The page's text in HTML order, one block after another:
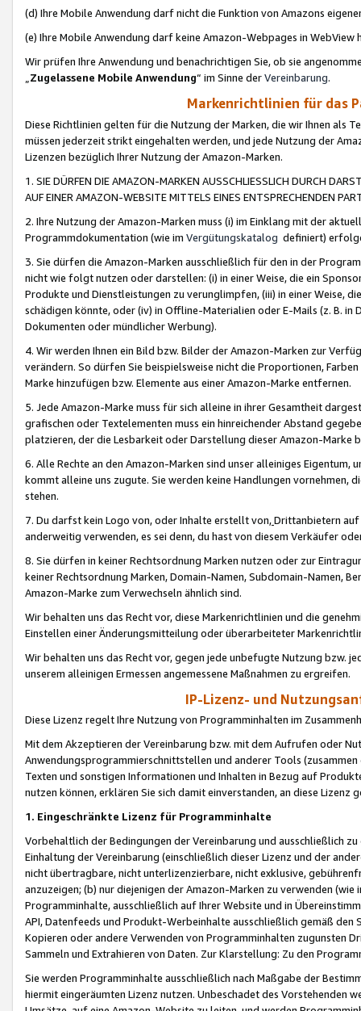
(d) Ihre Mobile Anwendung darf nicht die Funktion von Amazons
(e) Ihre Mobile Anwendung darf keine Amazon-Webpages in WebView
Wir prüfen Ihre Anwendung und benachrichtigen Sie, ob sie
„Zugelassene Mobile Anwendung“ im Sinne derVereinbarung.
Markenrichtlinien für das
Diese Richtlinien gelten für die Nutzung der Marken, die wir Ihnen als
müssen jederzeit strikt eingehalten werden, und jede Nutzung der
Lizenzen bezüglich Ihrer Nutzung der Amazon-Marken.
1. SIE DÜRFEN DIE AMAZON-MARKEN AUSSCHLIESSLICH DURCH
AUF EINER AMAZON-WEBSITE MITTELS EINES ENTSPRECHENDEN
2. Ihre Nutzung der Amazon-Marken muss (i) im Einklang mit der
Programmdokumentation (wie im Vergütungskatalog definiert)
3. Sie dürfen die Amazon-Marken ausschließlich für den in der
nicht wie folgt nutzen oder darstellen: (i) in einer Weise, die ein
Produkte und Dienstleistungen zu verunglimpfen, (iii) in einer Weise,
schädigen könnte, oder (iv) in Offline-Materialien oder E-Mails (z. B. in
Dokumenten oder mündlicher Werbung).
4. Wir werden Ihnen ein Bild bzw. Bilder der Amazon-Marken zur
verändern. So dürfen Sie beispielsweise nicht die Proportionen,
Marke hinzufügen bzw. Elemente aus einer Amazon-Marke entfernen.
5. Jede Amazon-Marke muss für sich alleine in ihrer Gesamtheit
grafischen oder Textelementen muss ein hinreichender Abstand
platzieren, der die Lesbarkeit oder Darstellung dieser Amazon-Marke
6. Alle Rechte an den Amazon-Marken sind unser alleiniges
kommt alleine uns zugute. Sie werden keine Handlungen vornehmen,
stehen.
7. Du darfst kein Logo von, oder Inhalte erstellt von,Drittanbietern auf
anderweitig verwenden, es sei denn, du hast von diesem Verkäufer
8. Sie dürfen in keiner Rechtsordnung Marken nutzen oder zur
keiner Rechtsordnung Marken, Domain-Namen, Subdomain-Namen,
Amazon-Marke zum Verwechseln ähnlich sind.
Wir behalten uns das Recht vor, diese Markenrichtlinien und die
Einstellen einer Änderungsmitteilung oder überarbeiteter
Wir behalten uns das Recht vor, gegen jede unbefugte Nutzung bzw.
unserem alleinigen Ermessen angemessene Maßnahmen zu ergreifen.
IP-Lizenz- und
Diese Lizenz regelt Ihre Nutzung von Programminhalten im
Mit dem Akzeptieren der Vereinbarung bzw. mit dem Aufrufen oder
Anwendungsprogrammierschnittstellen und anderer Tools (zusammen
Texten und sonstigen Informationen und Inhalten in Bezug auf
nutzen können, erklären Sie sich damit einverstanden, an diese Lizenz
1. Eingeschränkte Lizenz für Programminhalte
Vorbehaltlich der Bedingungen der Vereinbarung und ausschließlich
Einhaltung der Vereinbarung (einschließlich dieser Lizenz und der
nicht übertragbare, nicht unterlizenzierbare, nicht exklusive,
anzuzeigen; (b) nur diejenigen der Amazon-Marken zu verwenden
Programminhalte, ausschließlich auf Ihrer Website und in
API, Datenfeeds und Produkt-Werbeinhalte ausschließlich gemäß
Kopieren oder andere Verwenden von Programminhalten zugunsten
Sammeln und Extrahieren von Daten. Zur Klarstellung: Zu den
Sie werden Programminhalte ausschließlich nach Maßgabe der
hiermit eingeräumten Lizenz nutzen. Unbeschadet des Vorstehenden